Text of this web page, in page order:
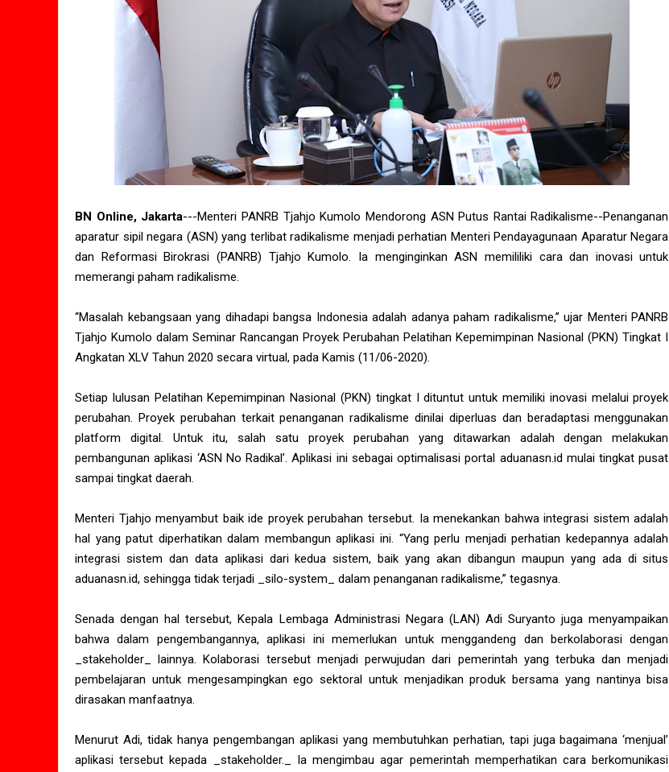
BN Online, Jakarta---Menteri PANRB Tjahjo Kumolo Mendorong ASN Putus Rantai Radikalisme--Penanganan
aparatur sipil negara (ASN) yang terlibat radikalisme menjadi perhatian Menteri Pendayagunaan Aparatur Negara
dan Reformasi Birokrasi (PANRB) Tjahjo Kumolo. Ia menginginkan ASN memililiki cara dan inovasi untuk
memerangi paham radikalisme.
“Masalah kebangsaan yang dihadapi bangsa Indonesia adalah adanya paham radikalisme,” ujar Menteri PANRB
Tjahjo Kumolo dalam Seminar Rancangan Proyek Perubahan Pelatihan Kepemimpinan Nasional (PKN) Tingkat I
Angkatan XLV Tahun 2020 secara virtual, pada Kamis (11/06-2020).
Setiap lulusan Pelatihan Kepemimpinan Nasional (PKN) tingkat I dituntut untuk memiliki inovasi melalui proyek
perubahan. Proyek perubahan terkait penanganan radikalisme dinilai diperluas dan beradaptasi menggunakan
platform digital. Untuk itu, salah satu proyek perubahan yang ditawarkan adalah dengan melakukan
pembangunan aplikasi ‘ASN No Radikal’. Aplikasi ini sebagai optimalisasi portal aduanasn.id mulai tingkat pusat
sampai tingkat daerah.
Menteri Tjahjo menyambut baik ide proyek perubahan tersebut. Ia menekankan bahwa integrasi sistem adalah
hal yang patut diperhatikan dalam membangun aplikasi ini. “Yang perlu menjadi perhatian kedepannya adalah
integrasi sistem dan data aplikasi dari kedua sistem, baik yang akan dibangun maupun yang ada di situs
aduanasn.id, sehingga tidak terjadi _silo-system_ dalam penanganan radikalisme,” tegasnya.
Senada dengan hal tersebut, Kepala Lembaga Administrasi Negara (LAN) Adi Suryanto juga menyampaikan
bahwa dalam pengembangannya, aplikasi ini memerlukan untuk menggandeng dan berkolaborasi dengan
_stakeholder_ lainnya. Kolaborasi tersebut menjadi perwujudan dari pemerintah yang terbuka dan menjadi
pembelajaran untuk mengesampingkan ego sektoral untuk menjadikan produk bersama yang nantinya bisa
dirasakan manfaatnya.
Menurut Adi, tidak hanya pengembangan aplikasi yang membutuhkan perhatian, tapi juga bagaimana ‘menjual’
aplikasi tersebut kepada _stakeholder._ Ia mengimbau agar pemerintah memperhatikan cara berkomunikasi